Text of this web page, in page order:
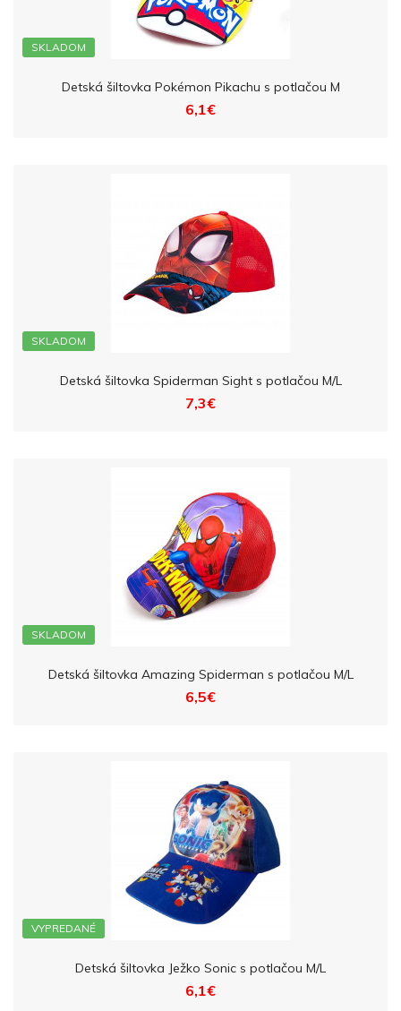
SKLADOM
Detská šiltovka Pokémon Pikachu s potlačou M
6,1€
SKLADOM
Detská šiltovka Spiderman Sight s potlačou M/L
7,3€
SKLADOM
Detská šiltovka Amazing Spiderman s potlačou M/L
6,5€
VYPREDANÉ
Detská šiltovka Ježko Sonic s potlačou M/L
6,1€